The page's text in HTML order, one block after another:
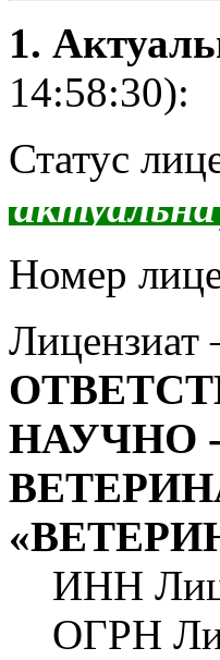
1.
14:58:30):
Статус
актуальна
Номер
НАУЧНО
ИНН
ОГРН